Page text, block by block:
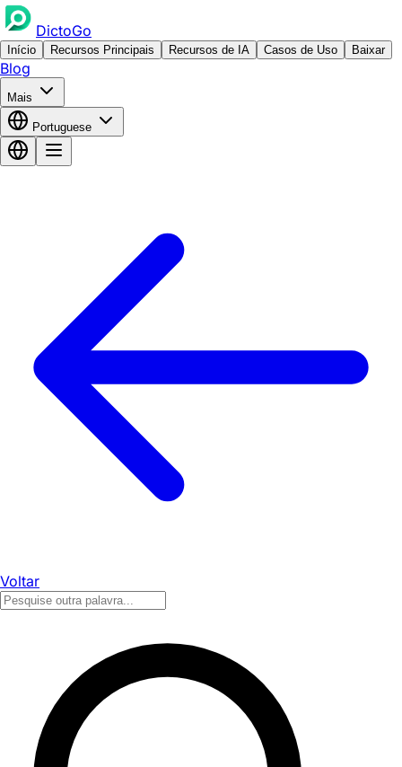
DictoGo
Início Recursos Principais Recursos de IA Casos de Uso Baixar
Blog
Mais
Portuguese
Voltar